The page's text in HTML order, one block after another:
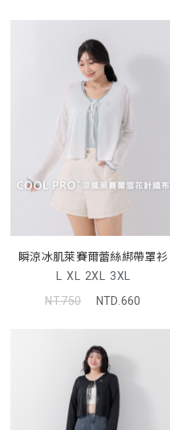
瞬涼冰肌萊賽爾蕾絲綁帶罩衫
L XL 2XL 3XL
NT.750
NTD.660